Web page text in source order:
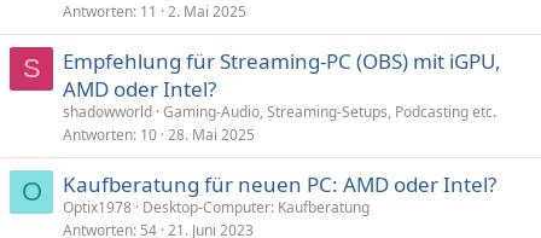
Antworten 11 2. Mai 2025
S
Empfehlung für Streaming-PC (OBS) mit iGPU,
AMD oder Intel?
shadowworld Gaming-Audio, Streaming-Setups, Podcasting etc.
Antworten 10 28. Mai 2025
O Kaufberatung für neuen PC: AMD oder Intel?
Optix1978 Desktop-Computer: Kaufberatung
Antworten 54 21. Juni 2023